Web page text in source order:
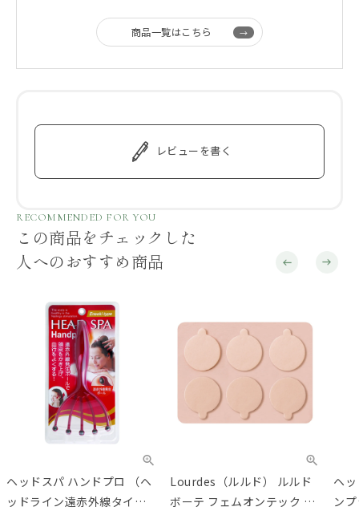
商品一覧はこちら
レビューを書く
RECOMMENDED FOR YOU
この商品をチェックした
人へのおすすめ商品
ヘッドスパ ハンドプロ （ヘ
ッドライン遠赤外線タイ
Lourdes（ルルド） ルルド
ボーテ フェムオンテック 温
ヘ
ン